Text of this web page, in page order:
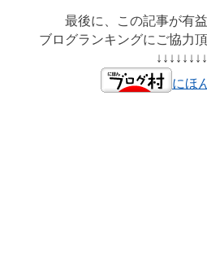
最後に、この記事が有
ブログランキングにご協力
↓↓↓↓↓↓↓↓
にほ